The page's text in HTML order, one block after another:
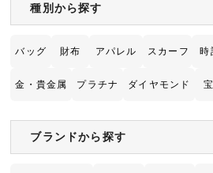
種別から探す
バッグ 財布 アパレル スカーフ 時
金・貴金属 プラチナ ダイヤモンド
ブランドから探す